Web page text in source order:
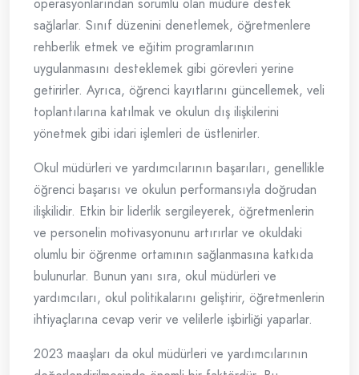
operasyonlarından sorumlu olan müdüre destek
sağlarlar. Sınıf düzenini denetlemek, öğretmenlere
rehberlik etmek ve eğitim programlarının
uygulanmasını desteklemek gibi görevleri yerine
getirirler. Ayrıca, öğrenci kayıtlarını güncellemek, veli
toplantılarına katılmak ve okulun dış ilişkilerini
yönetmek gibi idari işlemleri de üstlenirler.
Okul müdürleri ve yardımcılarının başarıları, genellikle
öğrenci başarısı ve okulun performansıyla doğrudan
ilişkilidir. Etkin bir liderlik sergileyerek, öğretmenlerin
ve personelin motivasyonunu artırırlar ve okuldaki
olumlu bir öğrenme ortamının sağlanmasına katkıda
bulunurlar. Bunun yanı sıra, okul müdürleri ve
yardımcıları, okul politikalarını geliştirir, öğretmenlerin
ihtiyaçlarına cevap verir ve velilerle işbirliği yaparlar.
2023 maaşları da okul müdürleri ve yardımcılarının